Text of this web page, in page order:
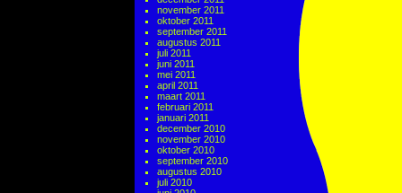
november 2011
oktober 2011
september 2011
augustus 2011
juli 2011
juni 2011
mei 2011
april 2011
maart 2011
februari 2011
januari 2011
december 2010
november 2010
oktober 2010
september 2010
augustus 2010
juli 2010